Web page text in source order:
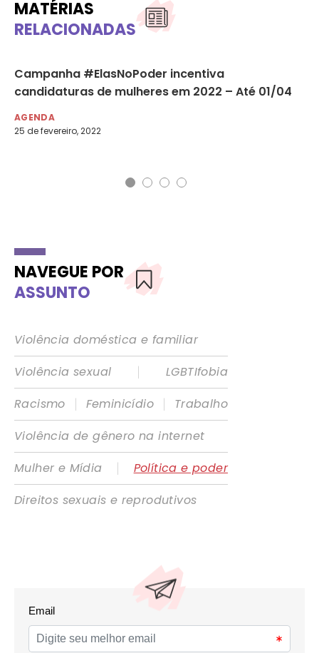
MATÉRIAS
RELACIONADAS
Campanha #ElasNoPoder incentiva
candidaturas de mulheres em 2022 – Até 01/04
AGENDA
25 de fevereiro, 2022
NAVEGUE POR
ASSUNTO
Violência doméstica e familiar
Violência sexual
|
LGBTIfobia
Racismo
| Feminicídio |
Trabalho
Violência de gênero na internet
Mulher e Mídia
|
Política e poder
Direitos sexuais e reprodutivos